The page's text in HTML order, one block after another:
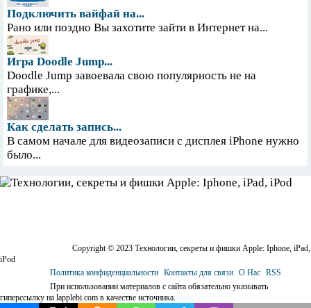
Подключить вайфай на...
Рано или поздно Вы захотите зайти в Интернет на...
Игра Doodle Jump...
Doodle Jump завоевала свою популярность не на
графике,...
Как сделать запись...
В самом начале для видеозаписи с дисплея iPhone нужно
было...
Copyright © 2023 Технологии, секреты и фишки Apple: Iphone, iPad,
iPod
Политика конфиденциальности Контакты для связи О Нас RSS
При использовании материалов с сайта обязательно указывать
гиперссылку на lapplebi.com в качестве источника.